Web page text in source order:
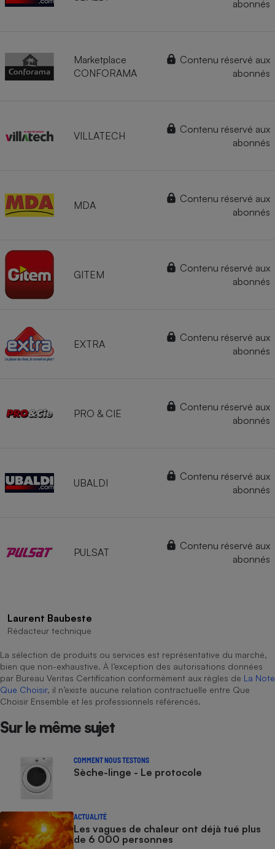
abonnés
Marketplace
CONFORAMA
Contenu réservé aux
abonnés
VILLATECH
Contenu réservé aux
abonnés
MDA
Contenu réservé aux
abonnés
GITEM
Contenu réservé aux
abonnés
EXTRA
Contenu réservé aux
abonnés
PRO & CIE
Contenu réservé aux
abonnés
UBALDI
Contenu réservé aux
abonnés
PULSAT
Contenu réservé aux
abonnés
Laurent Baubeste
Rédacteur technique
La sélection de produits ou services est représentative du marché,
bien que non-exhaustive. À l’exception des autorisations données
par Bureau Veritas Certification conformément aux règles de La Note
Que Choisir, il n’existe aucune relation contractuelle entre Que
Choisir Ensemble et les professionnels référencés.
Sur le même sujet
COMMENT NOUS TESTONS
Sèche-linge - Le protocole
ACTUALITÉ
Les vagues de chaleur ont déjà tué plus
de 6 000 personnes